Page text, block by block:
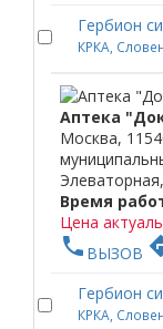
Гербион
КРКА,
Аптека
Москва,
Время
Цена
phone ВЫЗОВ
Гербион
КРКА,